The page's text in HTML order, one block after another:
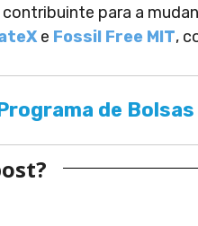
para a
e Fossil Free MIT,
de